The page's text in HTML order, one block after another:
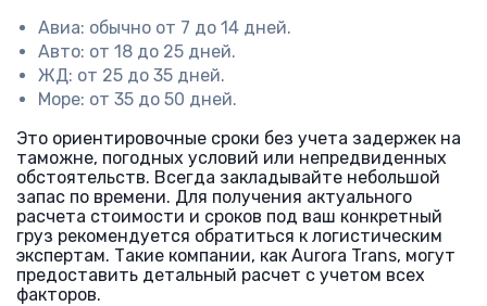
Авиа: обычно от 7 до 14 дней.
Авто: от 18 до 25 дней.
ЖД: от 25 до 35 дней.
Море: от 35 до 50 дней.
Это ориентировочные сроки без учета задержек на
таможне, погодных условий или непредвиденных
обстоятельств. Всегда закладывайте небольшой
запас по времени. Для получения актуального
расчета стоимости и сроков под ваш конкретный
груз рекомендуется обратиться к логистическим
экспертам. Такие компании, как Aurora Trans, могут
предоставить детальный расчет с учетом всех
факторов.